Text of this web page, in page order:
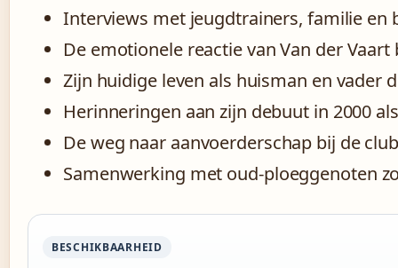
Interviews met jeugdtrainers, familie en
De emotionele reactie van Van der
Zijn huidige leven als huisman en vader
Herinneringen aan zijn debuut in 2000
De weg naar aanvoerderschap bij de
Samenwerking met oud-ploeggenoten
BESCHIKBAARHEID